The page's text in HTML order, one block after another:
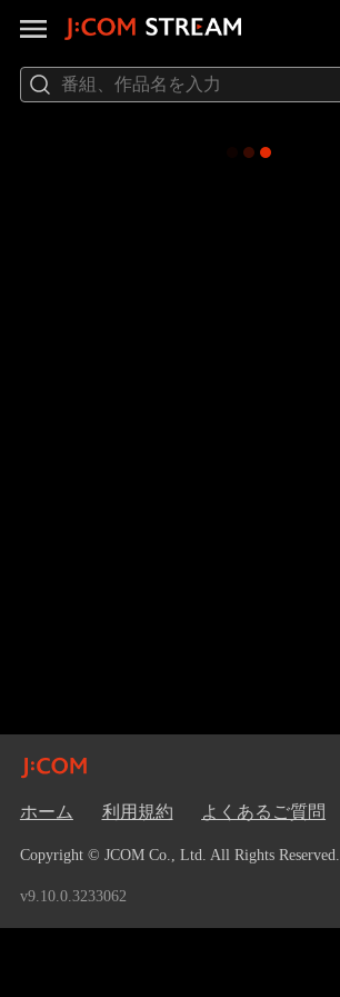
ホーム 利用規約 よくあるご質問
Copyright © JCOM Co., Ltd. All Rights Reserved.
v9.10.0.3233062